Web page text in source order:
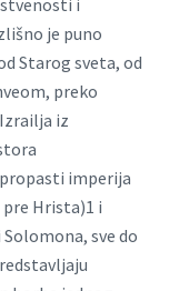
i
je puno
Starog sveta, od
preko
iz
imperija
Hrista)1 i
sve do